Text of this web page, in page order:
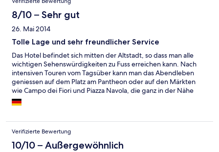
schmale, gewundene Treppenhaus über zwei Stockwerke
hinweg und ohne Fahrstuhl verlangt jedoch Trittsicherheit und
ist nichts für Leute, die mit zwei oder mehr Schrankkoffern
anreisen. Im Haupthaus aber Fahrstuhl. Das Frühstück wird in
den alten Gewölben des römischen Theaters im Untergeschoss
des Haupthauses eingenommen und bietet von jedem und für
jeden etwas, aber nicht in besonders hoher Qualität; am
beeindruckendsten die drei bis vier Sorten Hörnchen und
Kuchen. Das quirlige Campo de Fiori ist mit Markt tagsüber,
vielen netten kleinen Restaurants und nachts Gauklern und
Musikanten durch einen Tordurchgang in wenigen Minuten
erreichbar, rundherum ein Viertel mit vielen kleinen Läden und
8/10 – Sehr gut
26. Mai 2014
Tolle Lage und sehr freundlicher Service
Das Hotel befindet sich mitten der Altstadt, so dass man alle
wichtigen Sehenswürdigkeiten zu Fuss erreichen kann. Nach
intensiven Touren vom Tagsüber kann man das Abendleben
geniessen auf dem Platz am Pantheon oder auf den Märkten
wie Campo dei Fiori und Piazza Navola, die ganz in der Nähe
zum Hotel liegen.
Verifizierte Bewertung
10/10 – Außergewöhnlich